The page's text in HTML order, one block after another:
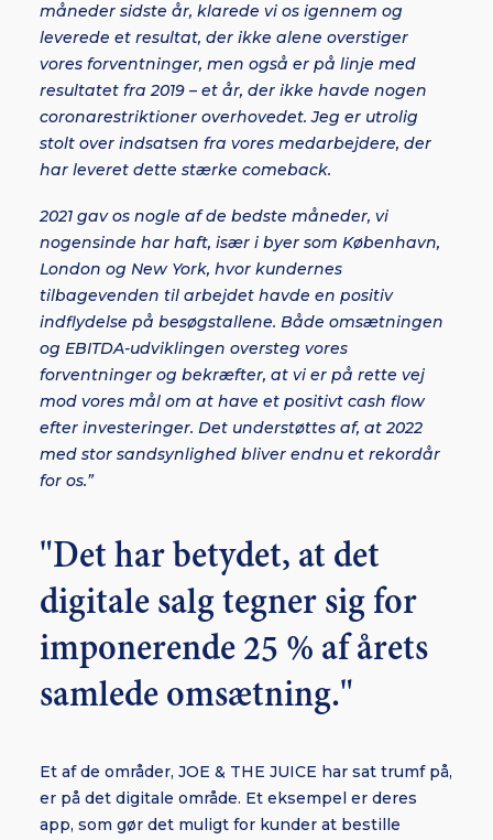
måneder sidste år, klarede vi os igennem og
leverede et resultat, der ikke alene overstiger
vores forventninger, men også er på linje med
resultatet fra 2019 – et år, der ikke havde nogen
coronarestriktioner overhovedet. Jeg er utrolig
stolt over indsatsen fra vores medarbejdere, der
har leveret dette stærke comeback.
2021 gav os nogle af de bedste måneder, vi
nogensinde har haft, især i byer som København,
London og New York, hvor kundernes
tilbagevenden til arbejdet havde en positiv
indflydelse på besøgstallene. Både omsætningen
og EBITDA-udviklingen oversteg vores
forventninger og bekræfter, at vi er på rette vej
mod vores mål om at have et positivt cash flow
efter investeringer. Det understøttes af, at 2022
med stor sandsynlighed bliver endnu et rekordår
for os.”
"Det har betydet, at det
digitale salg tegner sig for
imponerende 25 % af årets
samlede omsætning."
Et af de områder, JOE & THE JUICE har sat trumf på,
er på det digitale område. Et eksempel er deres
app, som gør det muligt for kunder at bestille